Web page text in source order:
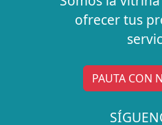
ofrecer tus
PAUTA CON